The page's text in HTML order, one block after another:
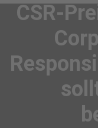
CSR-